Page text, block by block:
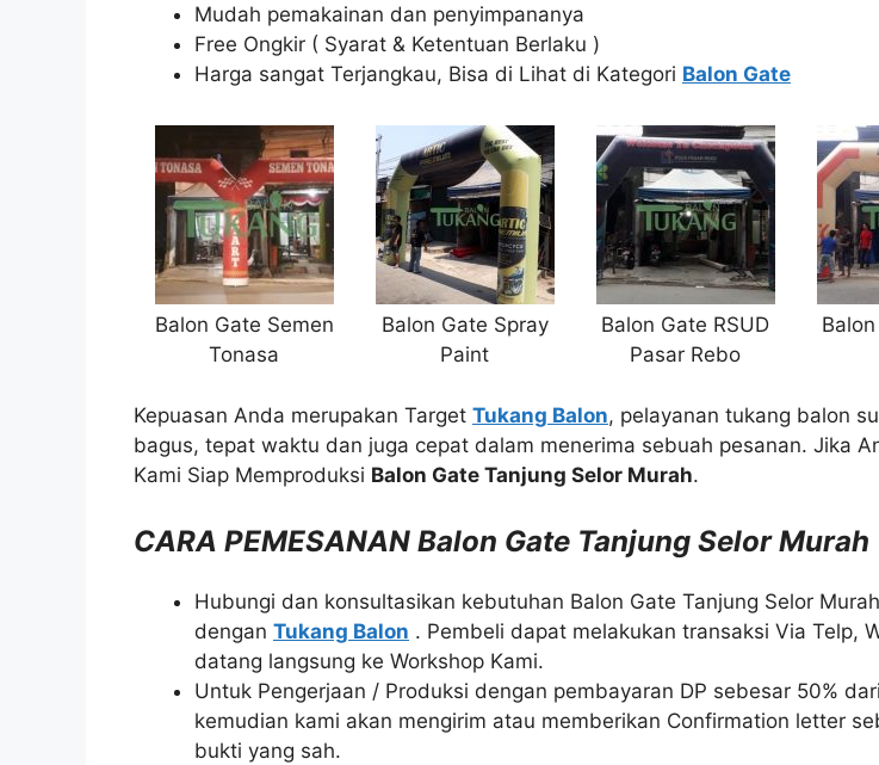
Mudah pemakainan dan penyimpananya
Free Ongkir ( Syarat & Ketentuan Berlaku )
Harga sangat Terjangkau, Bisa di Lihat di Kategori Balon Gate
Balon Gate Semen
Tonasa
Balon Gate Spray
Paint
Balon Gate RSUD
Pasar Rebo
Kepuasan Anda merupakan Target Tukang Balon, pelayanan tukang balon
bagus, tepat waktu dan juga cepat dalam menerima sebuah pesanan. Jika
Kami Siap Memproduksi Balon Gate Tanjung Selor Murah.
CARA PEMESANAN Balon Gate Tanjung Selor Murah
Hubungi dan konsultasikan kebutuhan Balon Gate Tanjung Selor
dengan Tukang Balon . Pembeli dapat melakukan transaksi Via Telp,
datang langsung ke Workshop Kami.
Untuk Pengerjaan / Produksi dengan pembayaran DP sebesar 50%
kemudian kami akan mengirim atau memberikan Confirmation letter
bukti yang sah.